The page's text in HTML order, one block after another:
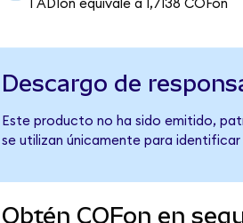
1 ADIon equivale a 1,7138 COFon
Descargo de
Este producto no ha sido emitido,
se utilizan únicamente para
Obtén COFon en